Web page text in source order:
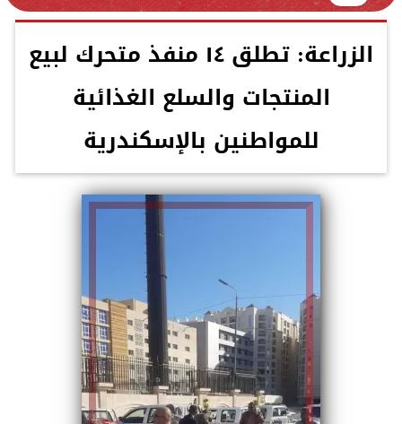
الزراعة: تطلق ١٤ منفذ متحرك لبيع
المنتجات والسلع الغذائية
للمواطنين بالإسكندرية